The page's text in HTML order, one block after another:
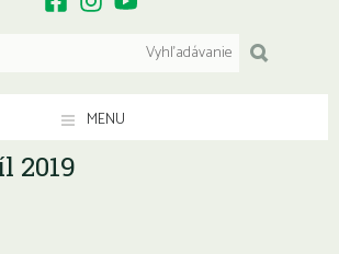
MENU
2019